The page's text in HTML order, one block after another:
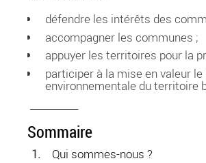
défendre les intérêts des
accompagner les communes ;
appuyer les territoires pour la
participer à la mise en valeur
environnementale du territoire
Sommaire
Qui sommes-nous ?